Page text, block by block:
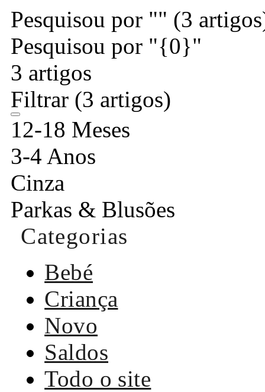
Pesquisou por "" (3
Pesquisou por "{0}"
3 artigos
Filtrar (3 artigos)
12-18 Meses
3-4 Anos
Cinza
Parkas & Blusões
Categorias
Bebé
Criança
Novo
Saldos
Todo o site